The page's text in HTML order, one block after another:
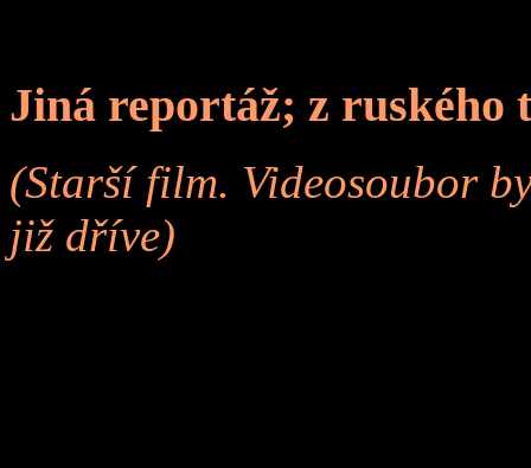
Jiná reportáž; z ruského
(Starší film. Videosoubor
již dříve)